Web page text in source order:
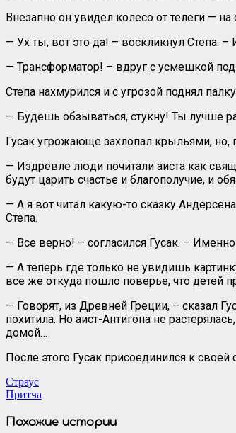
Внезапно он увидел колесо от телеги — на
— Ух ты, вот это да! – воскликнул Степа.
— Трансформатор! – вдруг с усмешкой
Степа нахмурился и с угрозой поднял
— Будешь обзываться, стукну! Ты лучше
Гусак угрожающе захлопал крыльями, но,
— Издревле люди почитали аиста как
будут царить счастье и благополучие, и
— А я вот читал какую-то сказку
Степа.
— Все верно! – согласился Гусак. –
— А теперь где только не увидишь
все же откуда пошло поверье, что детей
— Говорят, из Древней Греции, – сказал
похитила. Но аист-Антигона не
домой…
После этого Гусак присоединился к
Навигация
по
записям
Страус
Притча
Похожие истории